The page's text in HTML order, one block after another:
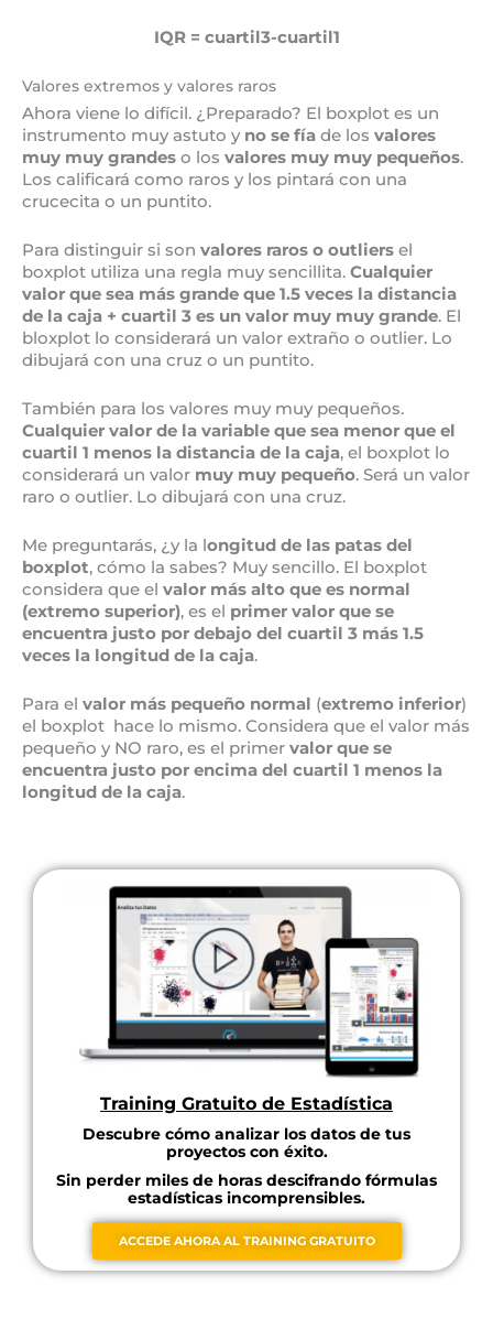
IQR = cuartil3-cuartil1
Valores extremos y valores raros
Ahora viene lo difícil. ¿Preparado? El boxplot es un
instrumento muy astuto y no se fía de los valores
muy muy grandes o los valores muy muy pequeños.
Los calificará como raros y los pintará con una
crucecita o un puntito.
Para distinguir si son valores raros o outliers el
boxplot utiliza una regla muy sencillita. Cualquier
valor que sea más grande que 1.5 veces la distancia
de la caja + cuartil 3 es un valor muy muy grande. El
bloxplot lo considerará un valor extraño o outlier. Lo
dibujará con una cruz o un puntito.
También para los valores muy muy pequeños.
Cualquier valor de la variable que sea menor que el
cuartil 1 menos la distancia de la caja, el boxplot lo
considerará un valor muy muy pequeño. Será un valor
raro o outlier. Lo dibujará con una cruz.
Me preguntarás, ¿y la longitud de las patas del
boxplot, cómo la sabes? Muy sencillo. El boxplot
considera que el valor más alto que es normal
(extremo superior), es el primer valor que se
encuentra justo por debajo del cuartil 3 más 1.5
veces la longitud de la caja.
Para el valor más pequeño normal (extremo inferior)
el boxplot hace lo mismo. Considera que el valor más
pequeño y NO raro, es el primer valor que se
encuentra justo por encima del cuartil 1 menos la
longitud de la caja.
Training Gratuito de Estadística
Descubre cómo analizar los datos de tus
proyectos con éxito.
Sin perder miles de horas descifrando fórmulas
estadísticas incomprensibles.
ACCEDE AHORA AL TRAINING GRATUITO